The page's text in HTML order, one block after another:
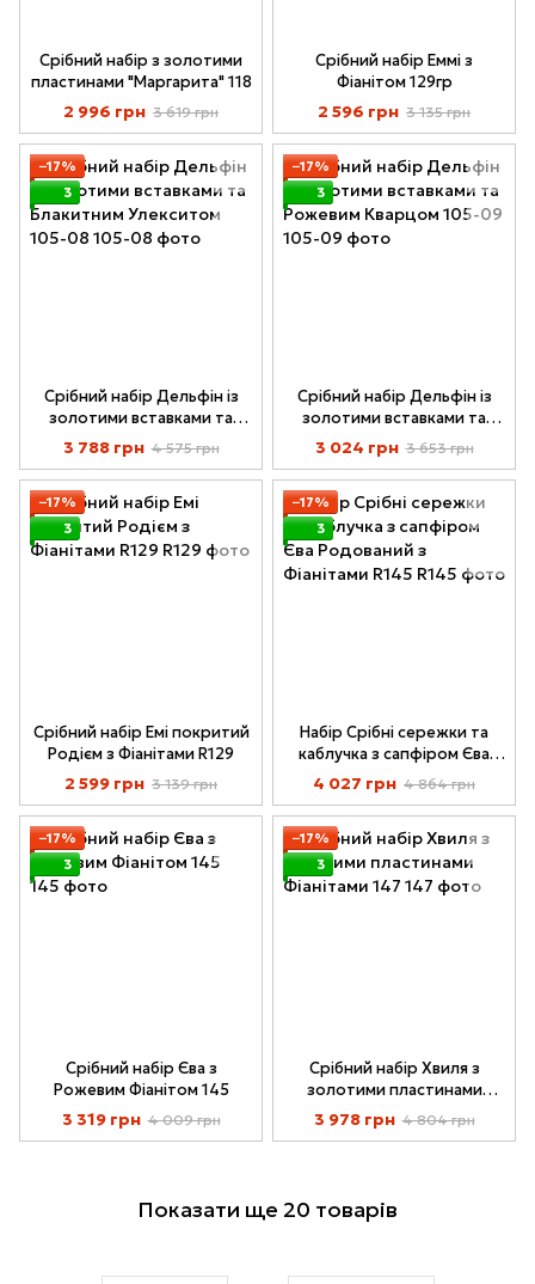
Срібний набір з золотими
пластинами "Маргарита" 118
2 996 грн 3 619 грн
Срібний набір Еммі з
Фіанітом 129гр
2 596 грн 3 135 грн
−17%
3
Срібний набір Дельфін із
золотими вставками та
Блакитним Улекситом 105-
3 788 грн 4 575 грн
−17%
3
Срібний набір Дельфін із
золотими вставками та
Рожевим Кварцом 105-09
3 024 грн 3 653 грн
−17%
3
Срібний набір Емі покритий
Родієм з Фіанітами R129
2 599 грн 3 139 грн
−17%
3
Набір Срібні сережки та
каблучка з сапфіром Єва
Родований з Фіанітами R145
4 027 грн 4 864 грн
−17%
3
Срібний набір Єва з
Рожевим Фіанітом 145
3 319 грн 4 009 грн
−17%
3
Срібний набір Хвиля з
золотими пластинами
Фіанітами 147
3 978 грн 4 804 грн
Показати ще 20 товарів